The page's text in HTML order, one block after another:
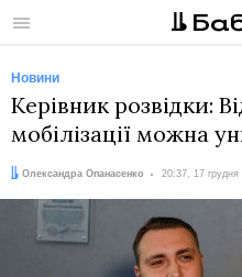
Меню
Новини
Керівник розвідки:
мобілізації можна
Автор:
Олександра Опанасенко
Дата: 20:37, 17 грудня